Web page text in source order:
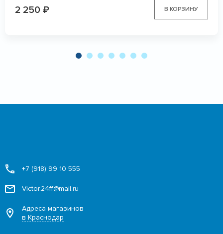
2 250 ₽ В КОРЗИНУ
+7 (918) 99 10 555
Victor.24ff@mail.ru
Адреса магазинов
в Краснодар